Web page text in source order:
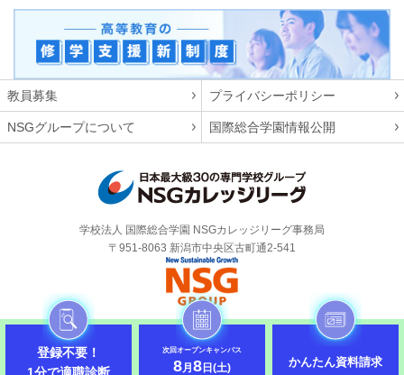
登録不要！
次回オープンキャンパス
8月 8日(土) かんたん資料請求
教員募集 プライバシーポリシー
NSGグループについて 国際総合学園情報公開
学校法人 国際総合学園 NSGカレッジリーグ事務局
〒951-8063 新潟市中央区古町通2-541
Copyright 2026 JAPAN NSG COLLEGE LEAGUE. All Rights Reserved.